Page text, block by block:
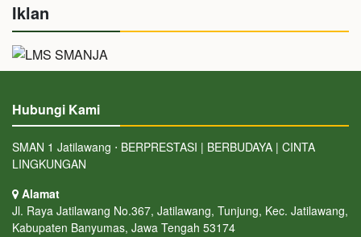
Iklan
Hubungi Kami
SMAN 1 Jatilawang ⋅ BERPRESTASI | BERBUDAYA | CINTA
LINGKUNGAN
Alamat
Jl. Raya Jatilawang No.367, Jatilawang, Tunjung, Kec. Jatilawang,
Kabupaten Banyumas, Jawa Tengah 53174